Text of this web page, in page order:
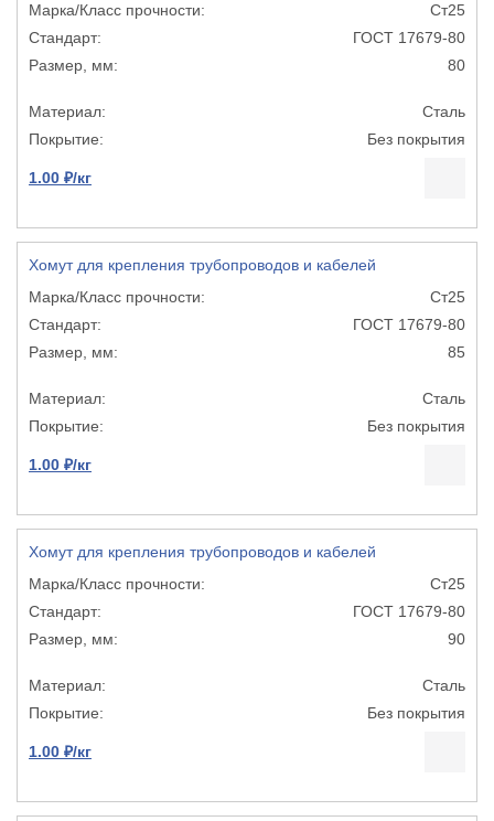
Ст25
ГОСТ 17679-80
80
Сталь
Без покрытия
1.00 ₽/кг
Хомут для крепления трубопроводов и кабелей
Ст25
ГОСТ 17679-80
85
Сталь
Без покрытия
1.00 ₽/кг
Хомут для крепления трубопроводов и кабелей
Ст25
ГОСТ 17679-80
90
Сталь
Без покрытия
1.00 ₽/кг